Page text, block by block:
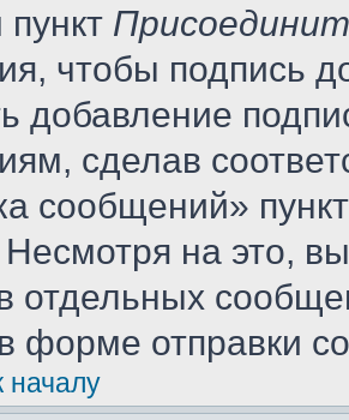
чтобы подпись
добавление
сделав
сообщений»
на это,
отдельных
в форме отправки
началу